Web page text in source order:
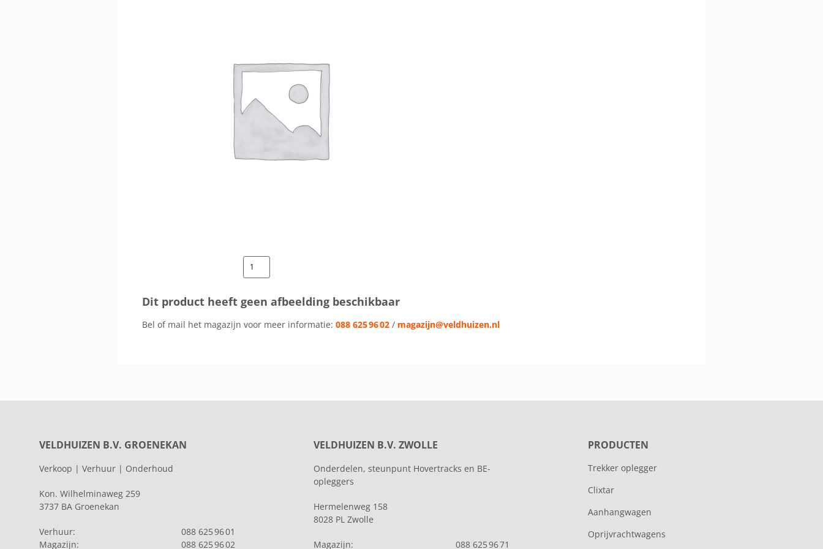
Dit product heeft geen afbeelding beschikbaar
Bel of mail het magazijn voor meer informatie: 088 625 96 02/ magazijn@veldhuizen.nl
VELDHUIZEN B.V. GROENEKAN
Verkoop | Verhuur | Onderhoud
Kon. Wilhelminaweg 259
3737 BA Groenekan
Verhuur:
088 625 96 01
Magazijn:
088 625 96 02
VELDHUIZEN B.V. ZWOLLE
Onderdelen, steunpunt Hovertracks en BE-
opleggers
Hermelenweg 158
8028 PL Zwolle
Magazijn: 088 625 96 71
PRODUCTEN
Trekker oplegger
Clixtar
Aanhangwagen
Oprijvrachtwagens